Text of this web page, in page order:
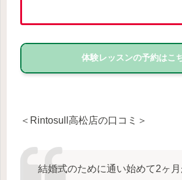
体験レッスンの予約はこ
＜Rintosull高松店の口コミ＞
結婚式のために通い始めて2ヶ月